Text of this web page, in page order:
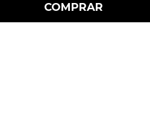
COMPRAR